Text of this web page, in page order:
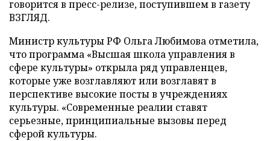
говорится в пресс-релизе, поступившем в газету
ВЗГЛЯД.
Министр культуры РФ Ольга Любимова отметила,
что программа «Высшая школа управления в
сфере культуры» открыла ряд управленцев,
которые уже возглавляют или возглавят в
перспективе высокие посты в учреждениях
культуры. «Современные реалии ставят
серьезные, принципиальные вызовы перед
сферой культуры.